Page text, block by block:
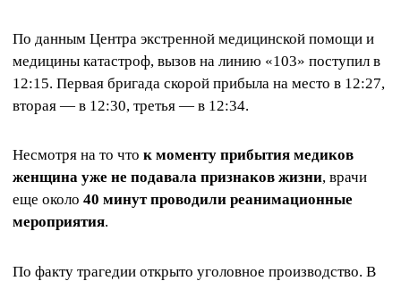
По данным Центра экстренной медицинской помощи и
медицины катастроф, вызов на линию «103» поступил в
12:15. Первая бригада скорой прибыла на место в 12:27,
вторая — в 12:30, третья — в 12:34.
Несмотря на то что к моменту прибытия медиков
женщина уже не подавала признаков жизни, врачи
еще около 40 минут проводили реанимационные
мероприятия.
По факту трагедии открыто уголовное производство. В